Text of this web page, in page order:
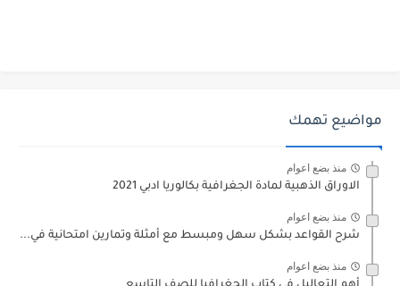
مواضيع تهمك
منذ بضع اعوام
الاوراق الذهبية لمادة الجغرافية بكالوريا ادبي 2021
منذ بضع اعوام
شرح القواعد بشكل سهل ومبسط مع أمثلة وتمارين امتحانية في...
منذ بضع اعوام